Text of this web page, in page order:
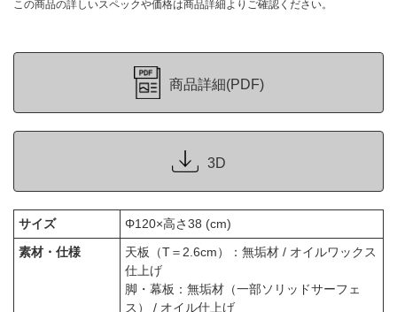
この商品の詳しいスペックや価格は商品詳細よりご確認ください。
商品詳細(PDF)
3D
サイズ
Φ120×高さ38 (cm)
素材・仕様
天板（T＝2.6cm）：無垢材 / オイルワックス
仕上げ
脚・幕板：無垢材（一部ソリッドサーフェ
ス） / オイル仕上げ